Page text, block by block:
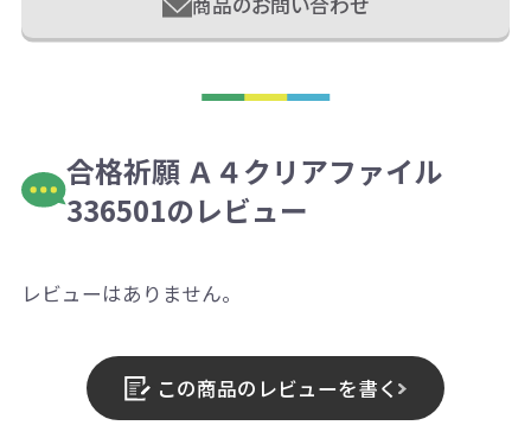
合格祈願 Ａ４クリアファイル
336501のレビュー
レビューはありません。
この商品のレビューを書く